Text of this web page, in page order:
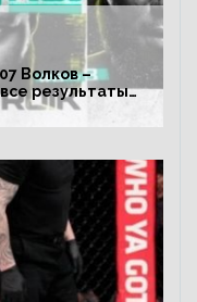
Волков –
результаты